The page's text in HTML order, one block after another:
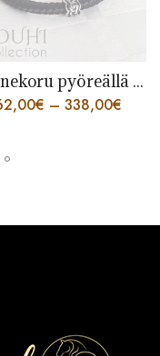
Rannekoru pyöreällä 8 säikeen punoksella
€ – 338,00€